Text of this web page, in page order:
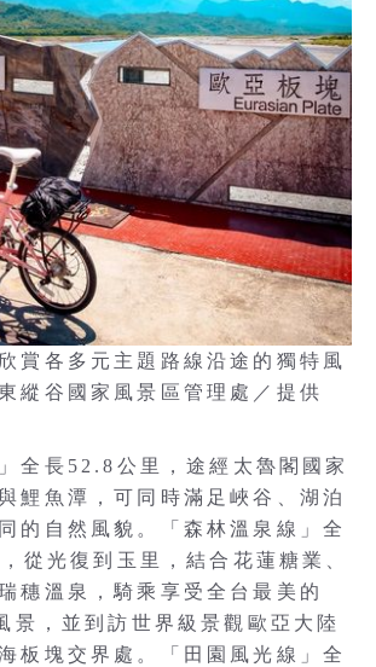
賞各多元主題路線沿途的獨特風
縱谷國家風景區管理處／提供
全長52.8公里，途經太魯閣國家
鯉魚潭，可同時滿足峽谷、湖泊
的自然風貌。「森林溫泉線」全
從光復到玉里，結合花蓮糖業、
穗溫泉，騎乘享受全台最美的
景，並到訪世界級景觀歐亞大陸
板塊交界處。「田園風光線」全